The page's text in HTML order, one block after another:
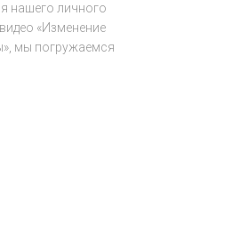
нашего личного
«Изменение
мы погружаемся